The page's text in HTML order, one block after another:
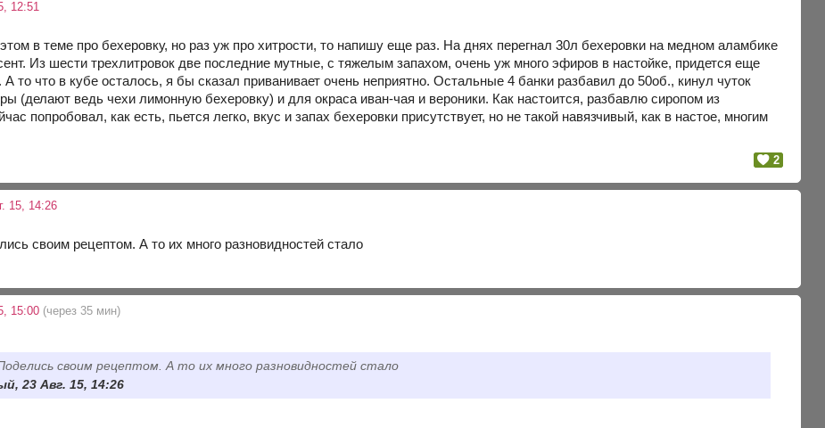
12:51
в теме про бехеровку, но раз уж про хитрости, то напишу еще раз. На днях перегнал 30л бехеровки на медном аламбике
Из шести трехлитровок две последние мутные, с тяжелым запахом, очень уж много эфиров в настойке, придется еще
А то что в кубе осталось, я бы сказал приванивает очень неприятно. Остальные 4 банки разбавил до 50об., кинул чуток
(делают ведь чехи лимонную бехеровку) и для окраса иван-чая и вероники. Как настоится, разбавлю сиропом из
попробовал, как есть, пьется легко, вкус и запах бехеровки присутствует, но не такой навязчивый, как в настое, многим
2
15, 14:26
своим рецептом. А то их много разновидностей стало
15:00 (через 35 мин)
своим рецептом. А то их много разновидностей стало
23 Авг. 15, 14:26